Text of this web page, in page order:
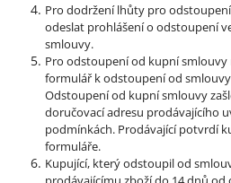
Pro dodržení lhůty pro
odeslat prohlášení o odstoupení
smlouvy.
Pro odstoupení od kupní
formulář k odstoupení od
Odstoupení od kupní smlouvy
doručovací adresu prodávajícího
podmínkách. Prodávající potvrdí
formuláře.
Kupující, který odstoupil od